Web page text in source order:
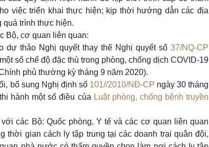
việc triển khai thực hiện; kịp thời hướng dẫn các địa
trình thực hiện.
Bộ, cơ quan liên quan:
dự thảo Nghị quyết thay thế Nghị quyết số 37/NQ-CP
số chế độ đặc thù trong phòng, chống dịch COVID-19
phủ thường kỳ tháng 9 năm 2020).
bổ sung Nghị định số 101//2010/NĐ-CP ngày 30 tháng
hành một số điều của Luật phòng, chống bệnh truyền
các Bộ: Quốc phòng, Y tế và các cơ quan liên quan
thời gian cách ly tập trung tại các doanh trại quân đội,